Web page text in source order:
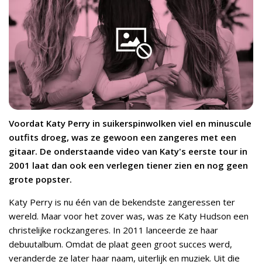
Voordat Katy Perry in suikerspinwolken viel en minuscule
outfits droeg, was ze gewoon een zangeres met een
gitaar. De onderstaande video van Katy's eerste tour in
2001 laat dan ook een verlegen tiener zien en nog geen
grote popster.
Katy Perry is nu één van de bekendste zangeressen ter
wereld. Maar voor het zover was, was ze Katy Hudson een
christelijke rockzangeres. In 2011 lanceerde ze haar
debuutalbum. Omdat de plaat geen groot succes werd,
veranderde ze later haar naam, uiterlijk en muziek. Uit die